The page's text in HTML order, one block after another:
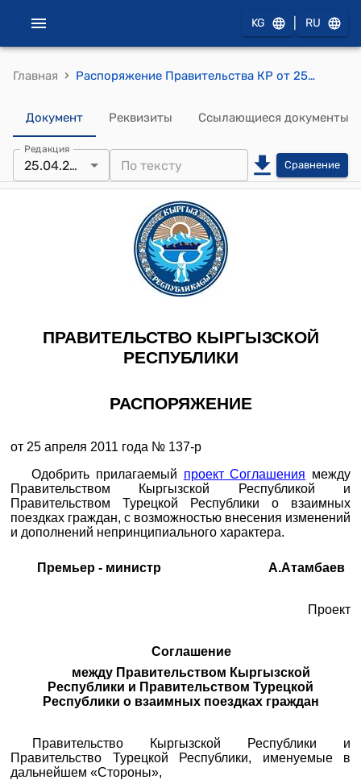
KG RU
Главная › Распоряжение Правительства КР от 25 апреля 2011 года № 137-р (Об одобрении проекта Соглашения между Правительством Кыргызской Республикой и Правительством Турецкой Республики о взаимных поездках граждан)
Документ Реквизиты Ссылающиеся документы
Редакция
25.04.2011 Сравнение